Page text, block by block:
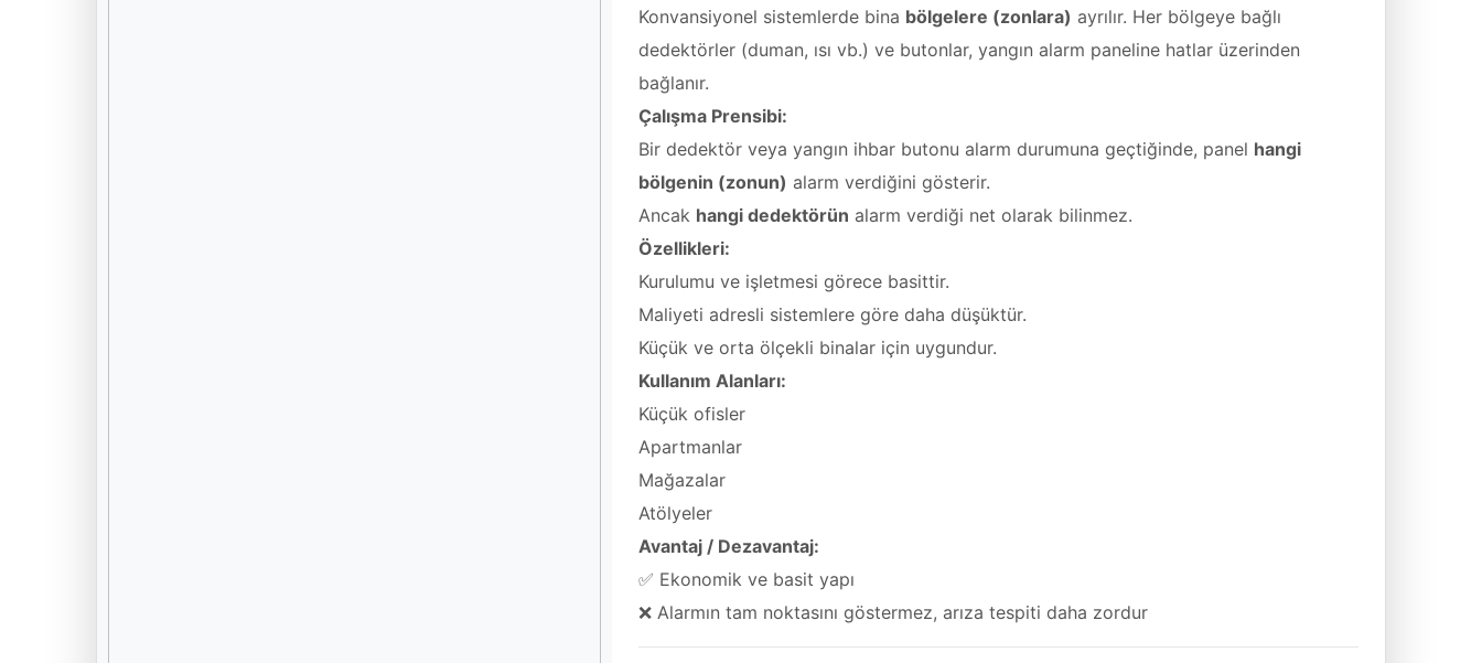
Konvansiyonel sistemlerde bina bölgelere (zonlara) ayrılır. Her bölgeye bağlı
dedektörler (duman, ısı vb.) ve butonlar, yangın alarm paneline hatlar üzerinden
bağlanır.
Çalışma Prensibi:
Bir dedektör veya yangın ihbar butonu alarm durumuna geçtiğinde, panel hangi
bölgenin (zonun) alarm verdiğini gösterir.
Ancak hangi dedektörün alarm verdiği net olarak bilinmez.
Özellikleri:
Kurulumu ve işletmesi görece basittir.
Maliyeti adresli sistemlere göre daha düşüktür.
Küçük ve orta ölçekli binalar için uygundur.
Kullanım Alanları:
Küçük ofisler
Apartmanlar
Mağazalar
Atölyeler
Avantaj / Dezavantaj:
✅ Ekonomik ve basit yapı
❌ Alarmın tam noktasını göstermez, arıza tespiti daha zordur